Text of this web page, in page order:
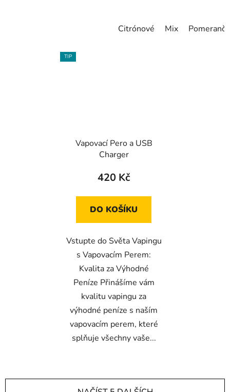
Citrónové Mix
TIP
Vapovací Pero a USB
Charger
420 Kč
DO KOŠÍKU
Vstupte do Světa Vapingu
s Vapovacím Perem:
Kvalita za Výhodné
Peníze Přinášíme vám
kvalitu vapingu za
výhodné peníze s naším
vapovacím perem, které
splňuje všechny vaše...